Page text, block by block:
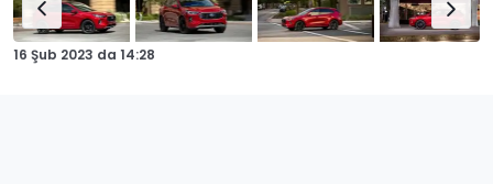
16 Şub 2023 da 14:28